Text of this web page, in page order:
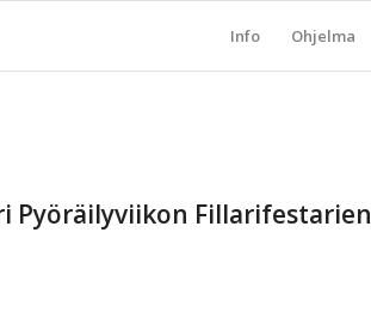
Info Ohjelma
Pyöräilyviikon